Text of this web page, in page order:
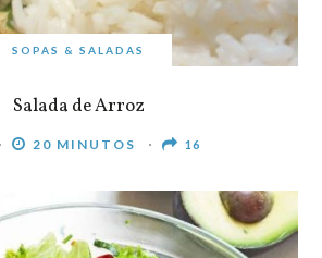
SOPAS & SALADAS
Salada de Arroz
20 MINUTOS 16